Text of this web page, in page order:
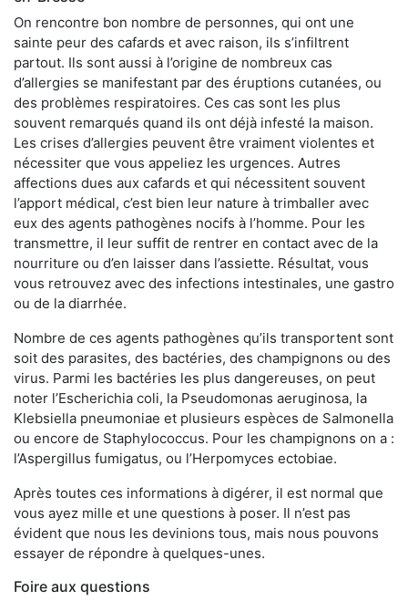
On rencontre bon nombre de personnes, qui ont une
sainte peur des cafards et avec raison, ils s’infiltrent
partout. Ils sont aussi à l’origine de nombreux cas
d’allergies se manifestant par des éruptions cutanées, ou
des problèmes respiratoires. Ces cas sont les plus
souvent remarqués quand ils ont déjà infesté la maison.
Les crises d’allergies peuvent être vraiment violentes et
nécessiter que vous appeliez les urgences. Autres
affections dues aux cafards et qui nécessitent souvent
l’apport médical, c’est bien leur nature à trimballer avec
eux des agents pathogènes nocifs à l’homme. Pour les
transmettre, il leur suffit de rentrer en contact avec de la
nourriture ou d’en laisser dans l’assiette. Résultat, vous
vous retrouvez avec des infections intestinales, une gastro
ou de la diarrhée.
Nombre de ces agents pathogènes qu’ils transportent sont
soit des parasites, des bactéries, des champignons ou des
virus. Parmi les bactéries les plus dangereuses, on peut
noter l’Escherichia coli, la Pseudomonas aeruginosa, la
Klebsiella pneumoniae et plusieurs espèces de Salmonella
ou encore de Staphylococcus. Pour les champignons on a :
l’Aspergillus fumigatus, ou l’Herpomyces ectobiae.
Après toutes ces informations à digérer, il est normal que
vous ayez mille et une questions à poser. Il n’est pas
évident que nous les devinions tous, mais nous pouvons
essayer de répondre à quelques-unes.
Foire aux questions